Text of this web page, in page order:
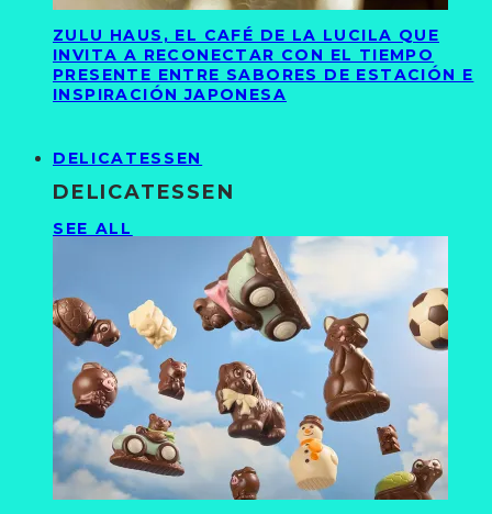
ZULU HAUS, EL CAFÉ DE LA LUCILA QUE
INVITA A RECONECTAR CON EL TIEMPO
PRESENTE ENTRE SABORES DE ESTACIÓN E
INSPIRACIÓN JAPONESA
DELICATESSEN
DELICATESSEN
SEE ALL